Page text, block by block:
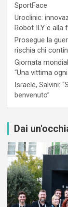
SportFace
Uroclinic:
Robot ILY e alla
Prosegue la
rischia chi
Giornata
“Una vittima
Israele, Salvini:
benvenuto”
Dai